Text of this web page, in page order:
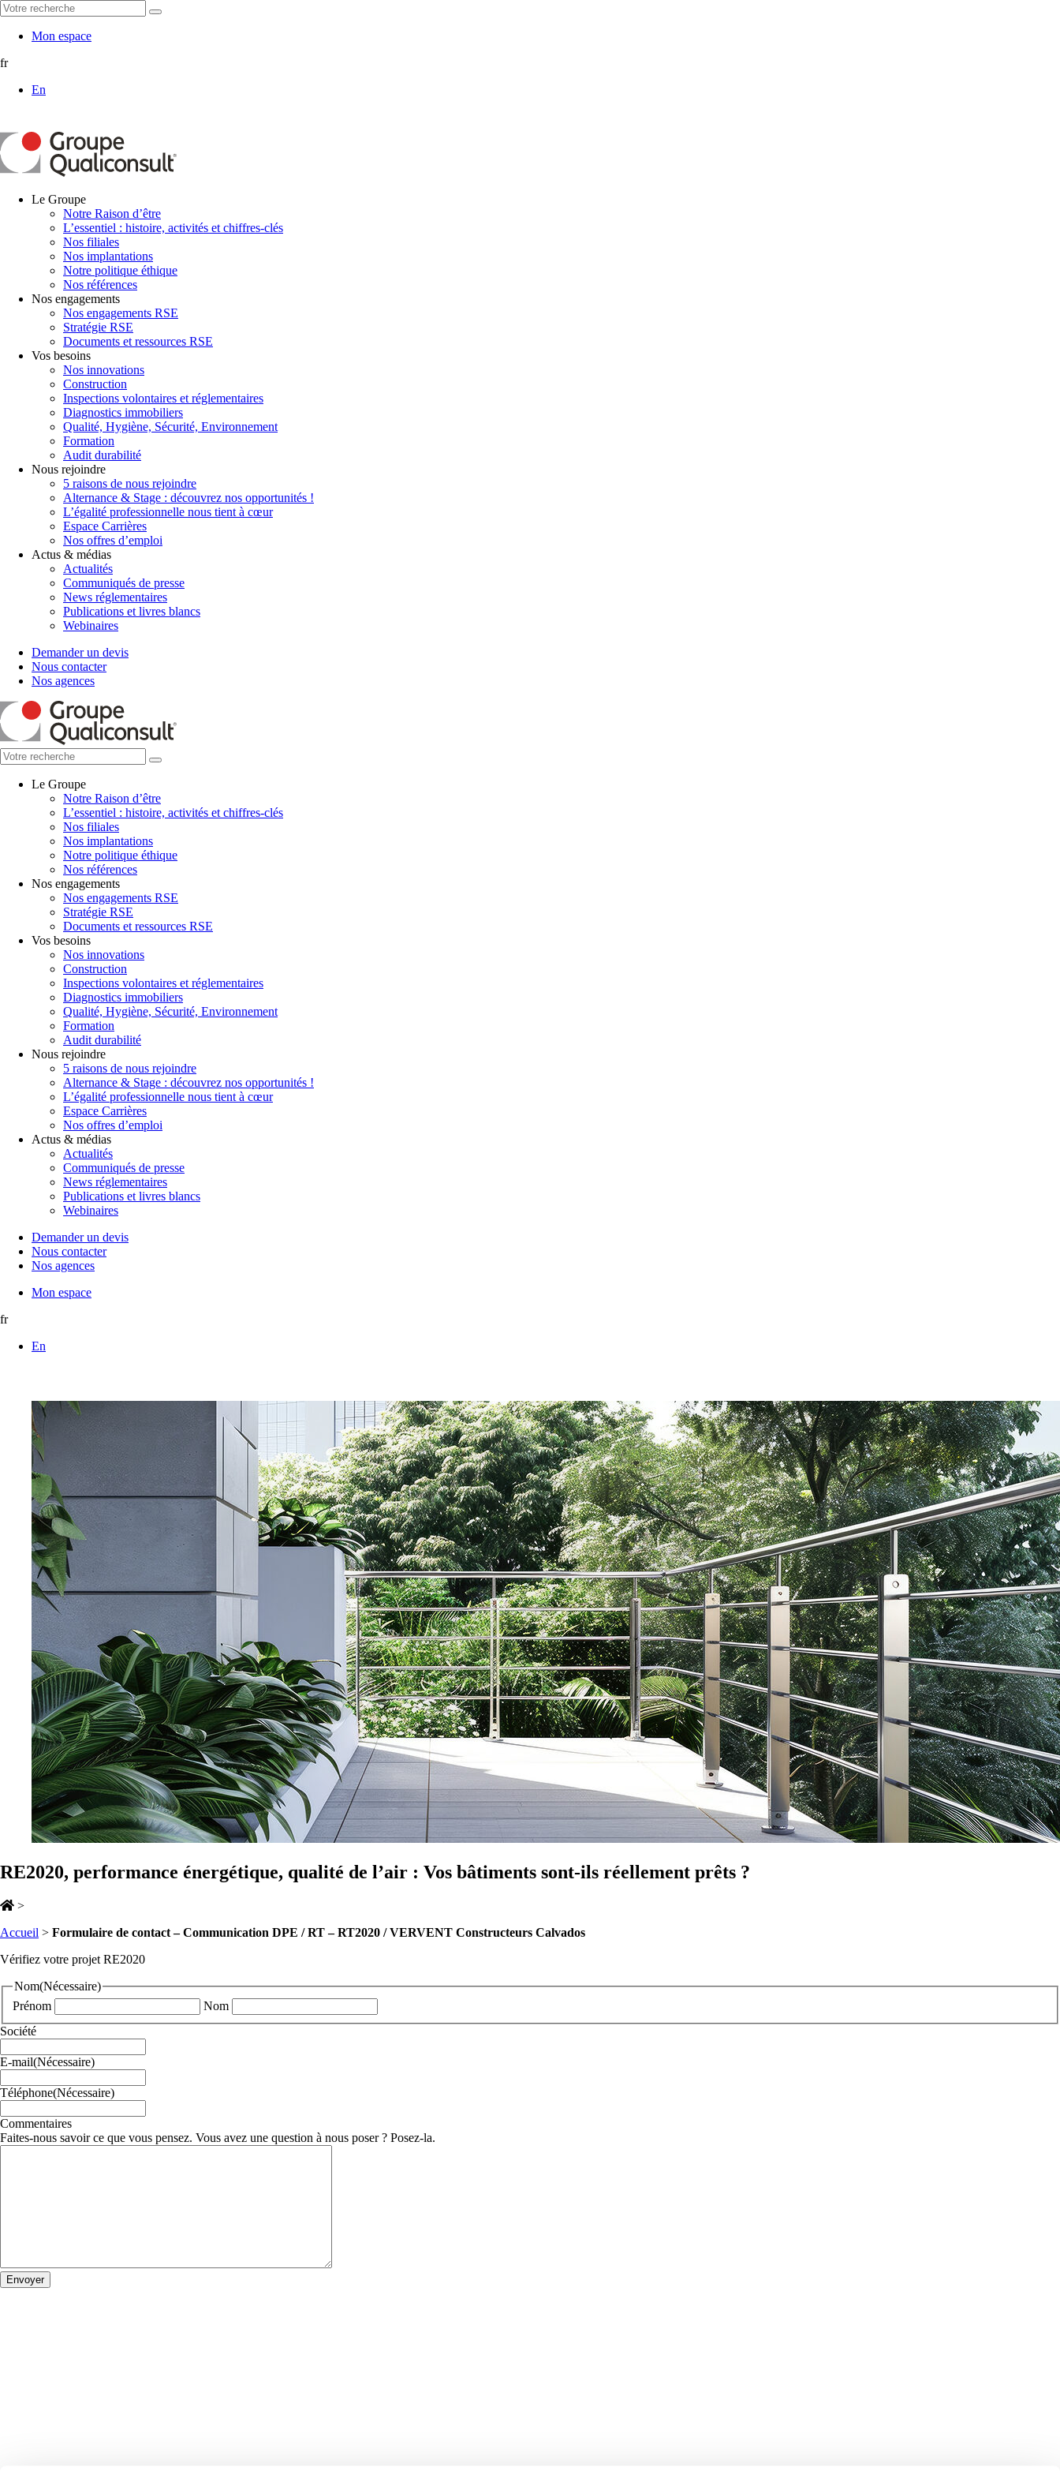
Mon espace
fr
En
Le Groupe
Notre Raison d’être
L’essentiel : histoire, activités et chiffres-clés
Nos filiales
Nos implantations
Notre politique éthique
Nos références
Nos engagements
Nos engagements RSE
Stratégie RSE
Documents et ressources RSE
Vos besoins
Nos innovations
Construction
Inspections volontaires et réglementaires
Diagnostics immobiliers
Qualité, Hygiène, Sécurité, Environnement
Formation
Audit durabilité
Nous rejoindre
5 raisons de nous rejoindre
Alternance & Stage : découvrez nos opportunités !
L’égalité professionnelle nous tient à cœur
Espace Carrières
Nos offres d’emploi
Actus & médias
Actualités
Communiqués de presse
News réglementaires
Publications et livres blancs
Webinaires
Demander un devis
Nous contacter
Nos agences
Le Groupe
Notre Raison d’être
L’essentiel : histoire, activités et chiffres-clés
Nos filiales
Nos implantations
Notre politique éthique
Nos références
Nos engagements
Nos engagements RSE
Stratégie RSE
Documents et ressources RSE
Vos besoins
Nos innovations
Construction
Inspections volontaires et réglementaires
Diagnostics immobiliers
Qualité, Hygiène, Sécurité, Environnement
Formation
Audit durabilité
Nous rejoindre
5 raisons de nous rejoindre
Alternance & Stage : découvrez nos opportunités !
L’égalité professionnelle nous tient à cœur
Espace Carrières
Nos offres d’emploi
Actus & médias
Actualités
Communiqués de presse
News réglementaires
Publications et livres blancs
Webinaires
Demander un devis
Nous contacter
Nos agences
Mon espace
fr
En
RE2020, performance énergétique, qualité de l’air : Vos bâtiments sont-ils réellement prêts ?
>
Accueil > Formulaire de contact – Communication DPE / RT – RT2020 / VERVENT Constructeurs Calvados
Vérifiez votre projet RE2020
Nom(Nécessaire)
Prénom
Nom
Société
E-mail(Nécessaire)
Téléphone(Nécessaire)
Commentaires
Faites-nous savoir ce que vous pensez. Vous avez une question à nous poser ? Posez-la.